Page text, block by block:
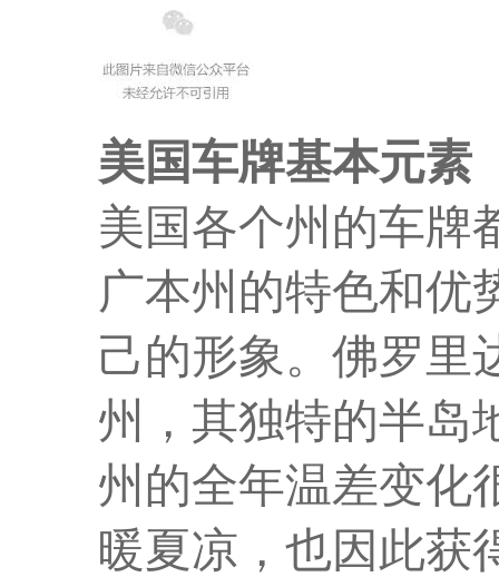
美国车牌基本元素
美国各个州的车牌
广本州的特色和优
己的形象。佛罗里
州，其独特的半岛
州的全年温差变化
暖夏凉，也因此获